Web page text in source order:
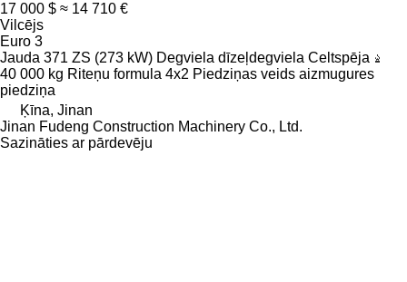
17 000 $ ≈ 14 710 €
Vilcējs
Euro 3
Jauda 371 ZS (273 kW) Degviela dīzeļdegviela Celtspēja
40 000 kg Riteņu formula 4x2 Piedziņas veids aizmugures
piedziņa
Ķīna, Jinan
Jinan Fudeng Construction Machinery Co., Ltd.
Sazināties ar pārdevēju